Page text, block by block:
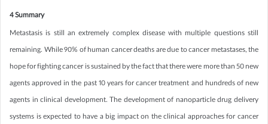
4 Summary
Metastasis is still an extremely complex disease with multiple questions still
remaining. While 90% of human cancer deaths are due to cancer metastases, the
hope for fighting cancer is sustained by the fact that there were more than 50 new
agents approved in the past 10 years for cancer treatment and hundreds of new
agents in clinical development. The development of nanoparticle drug delivery
systems is expected to have a big impact on the clinical approaches for cancer